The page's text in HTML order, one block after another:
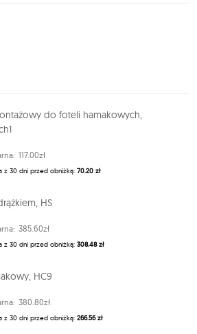
do foteli hamakowych,
117.00zł
z 30 dni przed obniżką: 70.20 zł
HS
385.60zł
z 30 dni przed obniżką: 308.48 zł
HC9
380.80zł
z 30 dni przed obniżką: 266.56 zł